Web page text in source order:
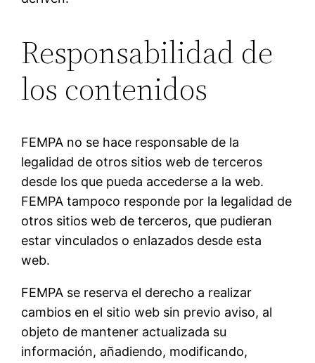
Responsabilidad de
los contenidos
FEMPA no se hace responsable de la
legalidad de otros sitios web de terceros
desde los que pueda accederse a la web.
FEMPA tampoco responde por la legalidad de
otros sitios web de terceros, que pudieran
estar vinculados o enlazados desde esta
web.
FEMPA se reserva el derecho a realizar
cambios en el sitio web sin previo aviso, al
objeto de mantener actualizada su
información, añadiendo, modificando,